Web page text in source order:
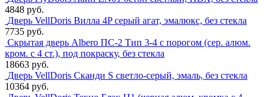
4848 руб.
Дверь VellDoris Вилла 4P серый агат, эмалюкс, без стекла
7735 руб.
Скрытая дверь Albero ПС-2 Тип 3-4 с порогом (сер. алюм.
кром. с 4 ст.), под покраску, без стекла
18663 руб.
Дверь VellDoris Сканди S светло-серый, эмаль, без стекла
10364 руб.